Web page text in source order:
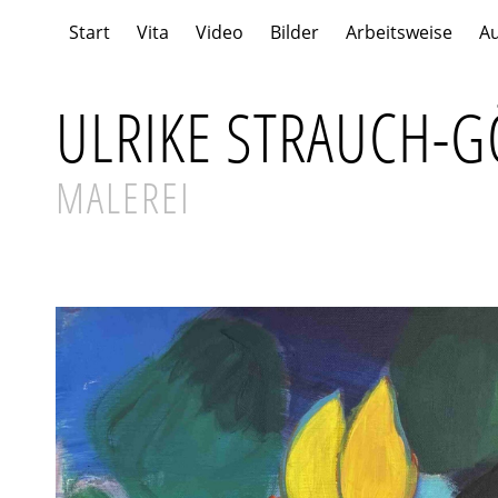
Start Vita Video Bilder Arbeitsweise
ULRIKE STRAUCH-
MALEREI